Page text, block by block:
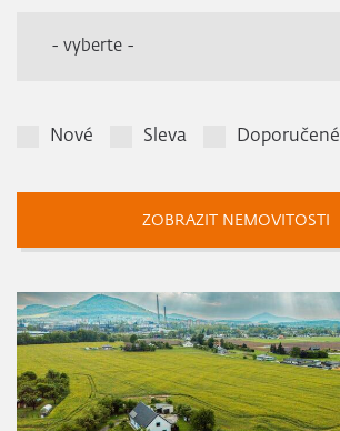
- vyberte -
Nové Sleva Doporučené
ZOBRAZIT NEMOVITOSTI